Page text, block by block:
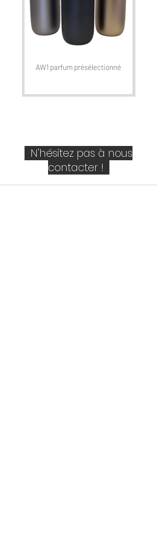
AW1 parfum présélectionné
N'hésitez pas à nous
contacter !